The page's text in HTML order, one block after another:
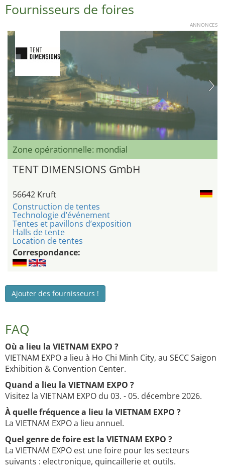
Fournisseurs de foires
ANNONCES
Zone opérationnelle: mondial
TENT DIMENSIONS GmbH
56642 Kruft
Construction de tentes
Technologie d’événement
Tentes et pavillons d’exposition
Halls de tente
Location de tentes
Correspondance:
Ajouter des fournisseurs !
FAQ
Où a lieu la VIETNAM EXPO ?
VIETNAM EXPO a lieu à Ho Chi Minh City, au SECC Saigon
Exhibition & Convention Center.
Quand a lieu la VIETNAM EXPO ?
Visitez la VIETNAM EXPO du 03. - 05. décembre 2026.
À quelle fréquence a lieu la VIETNAM EXPO ?
La VIETNAM EXPO a lieu annuel.
Quel genre de foire est la VIETNAM EXPO ?
La VIETNAM EXPO est une foire pour les secteurs
suivants : electronique, quincaillerie et outils.